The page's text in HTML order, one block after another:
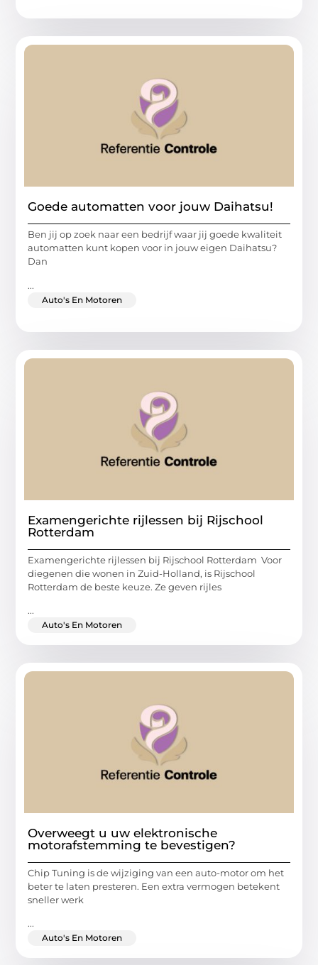
Goede automatten voor jouw Daihatsu!
Ben jij op zoek naar een bedrijf waar jij goede kwaliteit
automatten kunt kopen voor in jouw eigen Daihatsu?
Dan
...
Auto's En Motoren
Examengerichte rijlessen bij Rijschool
Rotterdam
Examengerichte rijlessen bij Rijschool Rotterdam Voor
diegenen die wonen in Zuid-Holland, is Rijschool
Rotterdam de beste keuze. Ze geven rijles
...
Auto's En Motoren
Overweegt u uw elektronische
motorafstemming te bevestigen?
Chip Tuning is de wijziging van een auto-motor om het
beter te laten presteren. Een extra vermogen betekent
sneller werk
...
Auto's En Motoren